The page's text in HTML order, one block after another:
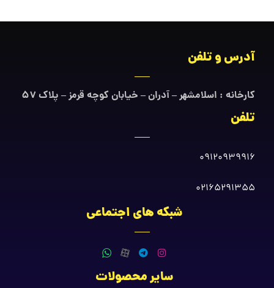
آدرس و تلفن
کارخانه : اسلامشهر – آدران – خیابان کوچه قرمز – پلاک ۵۷
تلفن
09120939916
02165291355
شبکه های اجتماعی
سایر محصولات